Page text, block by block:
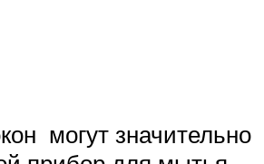
могут значительно